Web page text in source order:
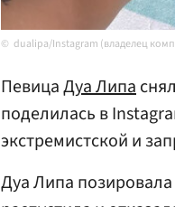
dualipa/Instagram (владелец
ПевицаДуа Липа
поделилась в
экстремистской и
Дуа Липа